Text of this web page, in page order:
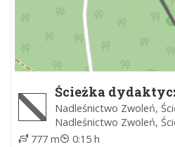
Ścieżka
Nadleśnictwo Zwoleń,
Nadleśnictwo Zwoleń,
777 m
0:15 h